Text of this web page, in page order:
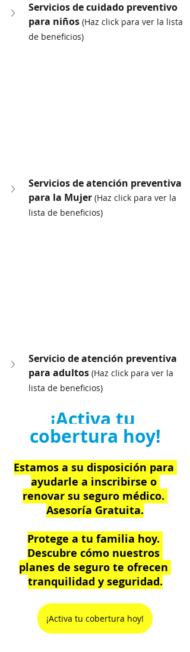
Servicios de cuidado preventivo
para niños (Haz click para ver la lista
de beneficios)
Servicios de atención preventiva
para la Mujer (Haz click para ver la
lista de beneficios)
Servicio de atención preventiva
para adultos (Haz click para ver la
lista de beneficios)
¡Activa tu
cobertura hoy!
Estamos a su disposición para
ayudarle a inscribirse o
renovar su seguro médico.
Asesoría Gratuita.
Protege a tu familia hoy.
Descubre cómo nuestros
planes de seguro te ofrecen
tranquilidad y seguridad.
¡Activa tu cobertura hoy!